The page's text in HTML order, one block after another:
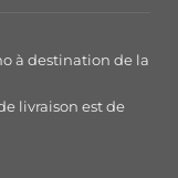
à destination de la
livraison est de